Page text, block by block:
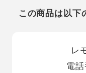
この商品は以下
レ
電